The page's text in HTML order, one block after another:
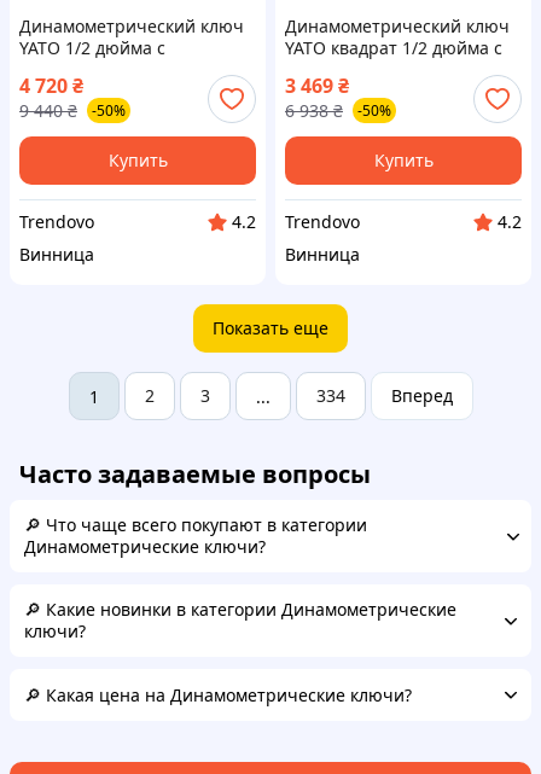
Динамометрический ключ
YATO 1/2 дюйма с
длиной 260-385 мм для
точного затягивания
4 720₴
9 440 ₴ -50%
Купить
Trendovo
4.2
Винница
Динамометрический ключ
YATO квадрат 1/2 дюйма с
длиной 378-400 мм для
точной настройки
3 469₴
6 938 ₴ -50%
Купить
Trendovo
4.2
Винница
Показать еще
1 2 3 ... 334 Вперед
Часто задаваемые вопросы
🔎 Что чаще всего покупают в категории
Динамометрические ключи?
🔎 Какие новинки в категории Динамометрические
ключи?
🔎 Какая цена на Динамометрические ключи?